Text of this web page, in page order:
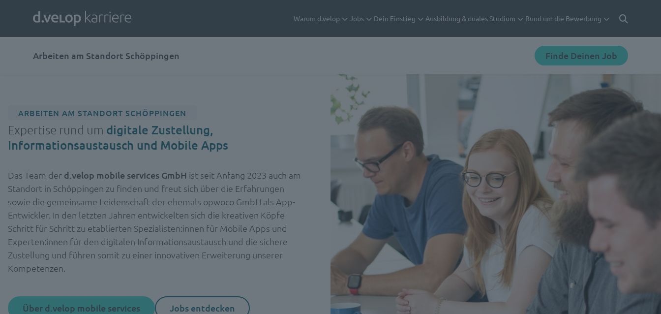
Warum d.velop Jobs Dein Einstieg Ausbildung & duales Studium Rund um die Bewerbung
Arbeiten am Standort Schöppingen Finde Deinen Job
ARBEITEN AM STANDORT SCHÖPPINGEN
Expertise rund um digitale Zustellung,
Informationsaustausch und Mobile Apps
Das Team der d.velop mobile services GmbH ist seit Anfang 2023 auch am
Standort in Schöppingen zu finden und freut sich über die Erfahrungen
sowie die gemeinsame Leidenschaft der ehemals opwoco GmbH als App-
Entwickler. In den letzten Jahren entwickelten sich die kreativen Köpfe
Schritt für Schritt zu etablierten Spezialisten:innen für Mobile Apps und
Experten:innen für den digitalen Informationsaustausch und die sichere
Zustellung und führen somit zu einer innovativen Erweiterung unserer
Kompetenzen.
Über d.velop mobile services Jobs entdecken